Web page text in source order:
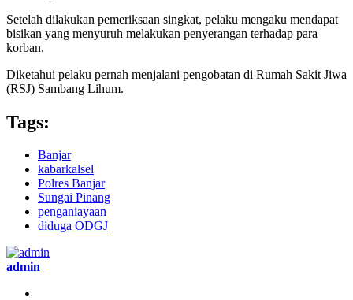
Setelah dilakukan pemeriksaan singkat, pelaku mengaku mendapat
bisikan yang menyuruh melakukan penyerangan terhadap para
korban.
Diketahui pelaku pernah menjalani pengobatan di Rumah Sakit Jiwa
(RSJ) Sambang Lihum.
Tags:
Banjar
kabarkalsel
Polres Banjar
Sungai Pinang
penganiayaan
diduga ODGJ
admin